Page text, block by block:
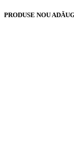
PRODUSE NOU